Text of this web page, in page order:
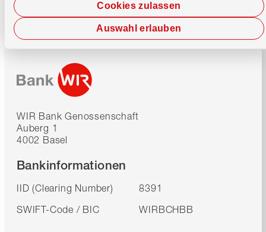
Cookies zulassen
Auswahl erlauben
WIR Bank Genossenschaft
Auberg 1
4002 Basel
Bankinformationen
IID (Clearing Number)
8391
SWIFT-Code / BIC
WIRBCHBB